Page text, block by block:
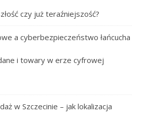
czy już teraźniejszość?
a cyberbezpieczeństwo łańcucha
i towary w erze cyfrowej
w Szczecinie – jak lokalizacja